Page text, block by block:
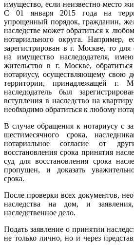
имущество, если неизвестно место
С 01 января 2015 года на
упрощенный порядок, гражданин,
наследстве может обратиться к
нотариального округа. Например,
зарегистрирован в г. Москве, то для
на имущество наследодателя,
жительство в г. Москве,
нотариусу, осуществляющему свою
территории, принадлежащей г.
наследодатель был
вступления в наследство на
необходимо обратиться к любому
В случае обращения к нотариусу с
шестимесячного срока,
нотариальное согласие от
восстановления срока принятия
суд для восстановления срока
пропущен, и доказать
срока.
После проверки всех документов,
наследства на дом, и
наследственное дело.
Подать заявление о принятии
не только лично, но и через